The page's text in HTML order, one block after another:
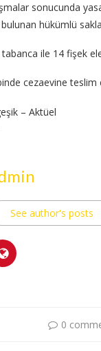
sonucunda
hükümlü
ile 14 fişek
cezaevine teslim
– Aktüel
See author's posts
0